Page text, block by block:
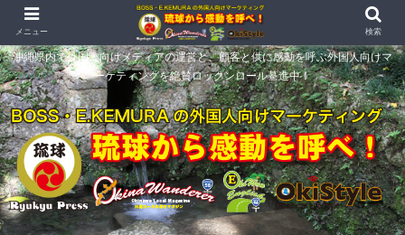
沖縄県内で外国人向けメディアの運営と、顧客と供に感動を呼ぶ外国人向けマ
ーケティングを絶賛ロックンロール驀進中！
メニュー 検索